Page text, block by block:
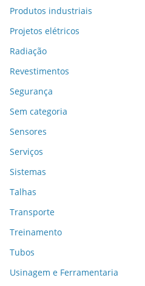
Produtos industriais
Projetos elétricos
Radiação
Revestimentos
Segurança
Sem categoria
Sensores
Serviços
Sistemas
Talhas
Transporte
Treinamento
Tubos
Usinagem e Ferramentaria